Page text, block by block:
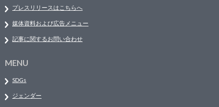
プレスリリースはこちらへ
媒体資料および広告メニュー
記事に関するお問い合わせ
MENU
SDGs
ジェンダー